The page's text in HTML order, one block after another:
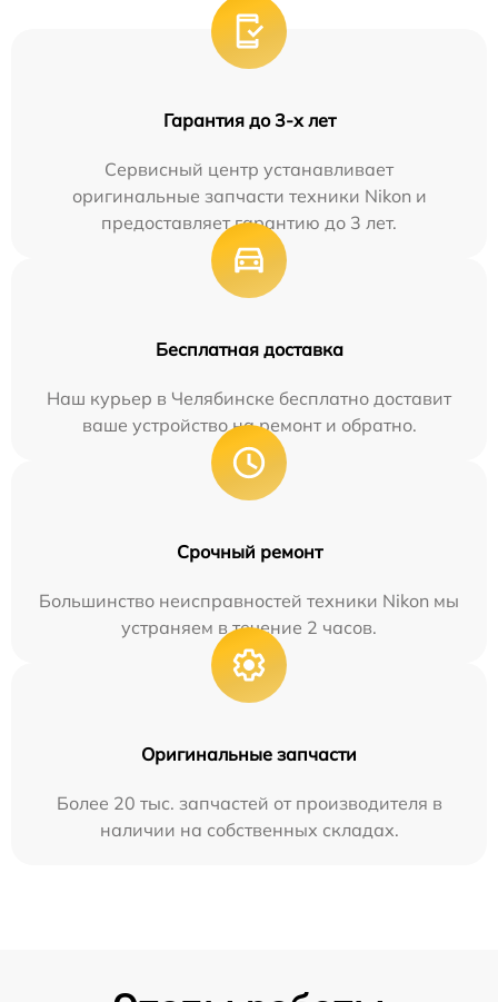
Гарантия до 3-х лет
Сервисный центр устанавливает
оригинальные запчасти техники Nikon и
предоставляет гарантию до 3 лет.
Бесплатная доставка
Наш курьер в Челябинске бесплатно доставит
ваше устройство на ремонт и обратно.
Срочный ремонт
Большинство неисправностей техники Nikon мы
устраняем в течение 2 часов.
Оригинальные запчасти
Более 20 тыс. запчастей от производителя в
наличии на собственных складах.